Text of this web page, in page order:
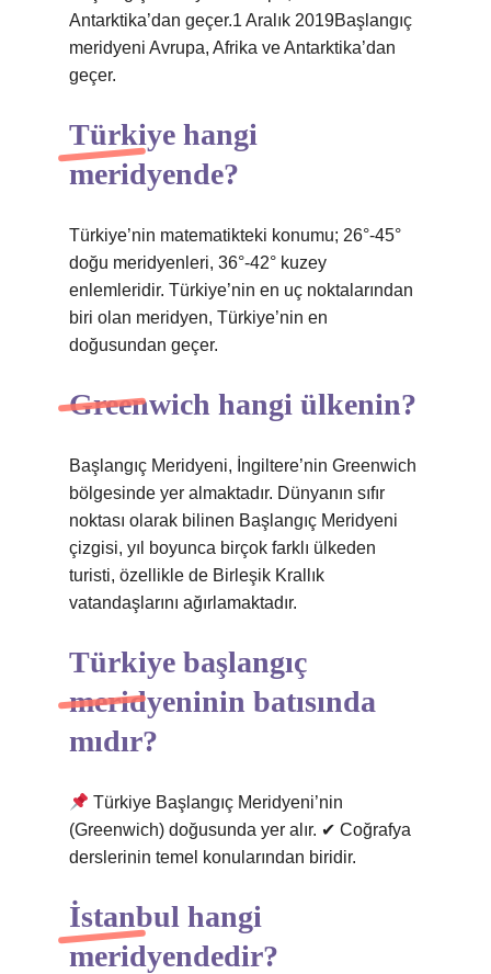
Antarktika’dan geçer.1 Aralık 2019Başlangıç ​​
meridyeni Avrupa, Afrika ve Antarktika’dan
geçer.
Türkiye hangi
meridyende?
Türkiye’nin matematikteki konumu; 26°-45°
doğu meridyenleri, 36°-42° kuzey
enlemleridir. Türkiye’nin en uç noktalarından
biri olan meridyen, Türkiye’nin en
doğusundan geçer.
Greenwich hangi ülkenin?
Başlangıç ​​Meridyeni, İngiltere’nin Greenwich
bölgesinde yer almaktadır. Dünyanın sıfır
noktası olarak bilinen Başlangıç ​​Meridyeni
çizgisi, yıl boyunca birçok farklı ülkeden
turisti, özellikle de Birleşik Krallık
vatandaşlarını ağırlamaktadır.
Türkiye başlangıç
meridyeninin batısında
mıdır?
Türkiye Başlangıç ​​Meridyeni’nin
(Greenwich) doğusunda yer alır. ✔ Coğrafya
derslerinin temel konularından biridir.
İstanbul hangi
meridyendedir?